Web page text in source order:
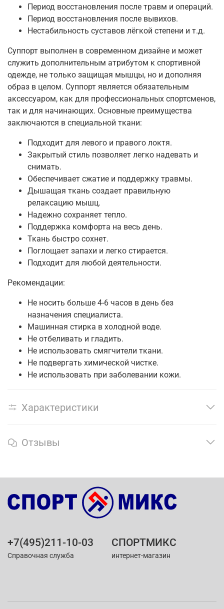
Период восстановления после травм и операций.
Период восстановления после вывихов.
Нестабильность суставов лёгкой степени и т.д.
Суппорт выполнен в современном дизайне и может
служить дополнительным атрибутом к спортивной
одежде, не только защищая мышцы, но и дополняя
образ в целом. Суппорт является обязательным
аксессуаром, как для профессиональных спортсменов,
так и для начинающих. Основные преимущества
заключаются в специальной ткани:
Подходит для левого и правого локтя.
Закрытый стиль позволяет легко надевать и
снимать.
Обеспечивает сжатие и поддержку травмы.
Дышащая ткань создает правильную
релаксацию мышц.
Надежно сохраняет тепло.
Поддержка комфорта на весь день.
Ткань быстро сохнет.
Поглощает запахи и легко стирается.
Подходит для любой деятельности.
Рекомендации:
Не носить больше 4-6 часов в день без
назначения специалиста.
Машинная стирка в холодной воде.
Не отбеливать и гладить.
Не использовать смягчители ткани.
Не подвергать химической чистке.
Не использовать при заболевании кожи.
Характеристики
Отзывы
+7(495)211-10-03
Справочная служба
СПОРТМИКС
интернет-магазин